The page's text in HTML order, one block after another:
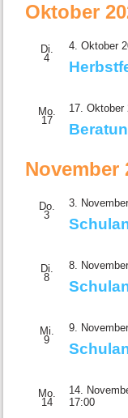
Oktober
Di.
4
4. Oktober
Mo.
17
17. Oktober
November
Do.
3
3.
Di.
8
8.
Mi.
9
9.
Mo.
14
14.
17:00